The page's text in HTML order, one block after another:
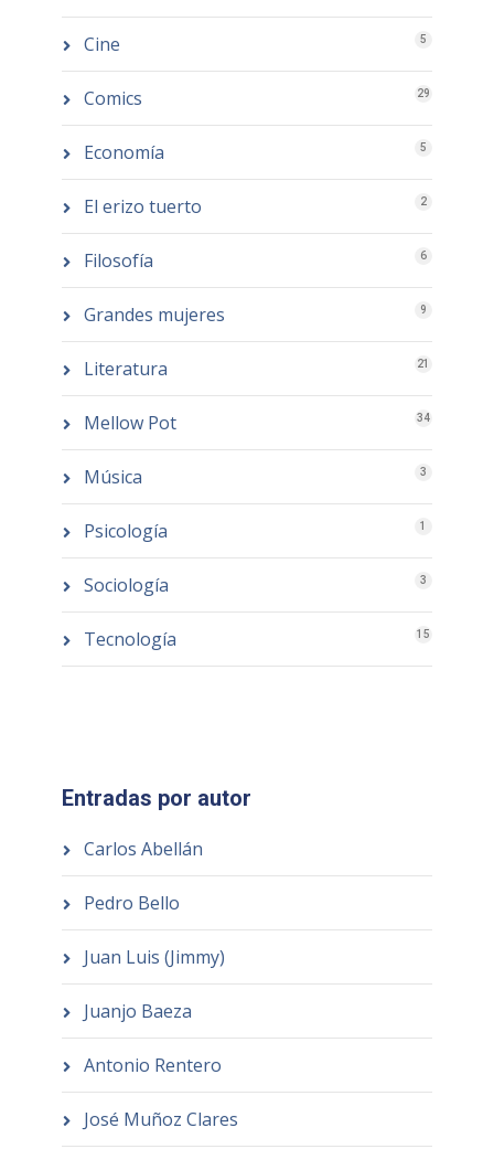
Cine 5
Comics 29
Economía 5
El erizo tuerto 2
Filosofía 6
Grandes mujeres 9
Literatura 21
Mellow Pot 34
Música 3
Psicología 1
Sociología 3
Tecnología 15
Entradas por autor
Carlos Abellán
Pedro Bello
Juan Luis (Jimmy)
Juanjo Baeza
Antonio Rentero
José Muñoz Clares